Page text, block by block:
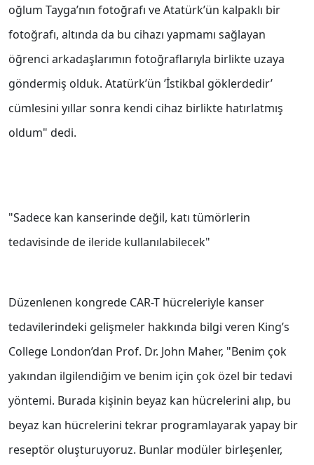
oğlum Tayga’nın fotoğrafı ve Atatürk’ün kalpaklı bir
fotoğrafı, altında da bu cihazı yapmamı sağlayan
öğrenci arkadaşlarımın fotoğraflarıyla birlikte uzaya
göndermiş olduk. Atatürk’ün ’İstikbal göklerdedir’
cümlesini yıllar sonra kendi cihaz birlikte hatırlatmış
oldum" dedi.
"Sadece kan kanserinde değil, katı tümörlerin
tedavisinde de ileride kullanılabilecek"
Düzenlenen kongrede CAR-T hücreleriyle kanser
tedavilerindeki gelişmeler hakkında bilgi veren King’s
College London’dan Prof. Dr. John Maher, "Benim çok
yakından ilgilendiğim ve benim için çok özel bir tedavi
yöntemi. Burada kişinin beyaz kan hücrelerini alıp, bu
beyaz kan hücrelerini tekrar programlayarak yapay bir
reseptör oluşturuyoruz. Bunlar modüler birleşenler,